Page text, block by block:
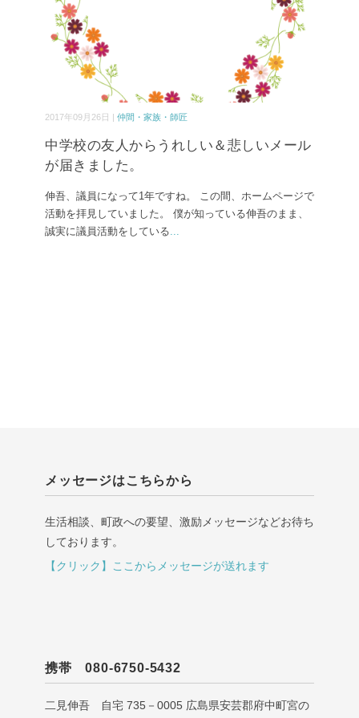
2017年09月26日 | 仲間・家族・師匠
中学校の友人からうれしい＆悲しいメール
が届きました。
伸吾、議員になって1年ですね。 この間、ホームページで
活動を拝見していました。 僕が知っている伸吾のまま、
誠実に議員活動をしている...
メッセージはこちらから
生活相談、町政への要望、激励メッセージなどお待ち
しております。
【クリック】ここからメッセージが送れます
携帯 080-6750-5432
二見伸吾 自宅 735－0005 広島県安芸郡府中町宮の